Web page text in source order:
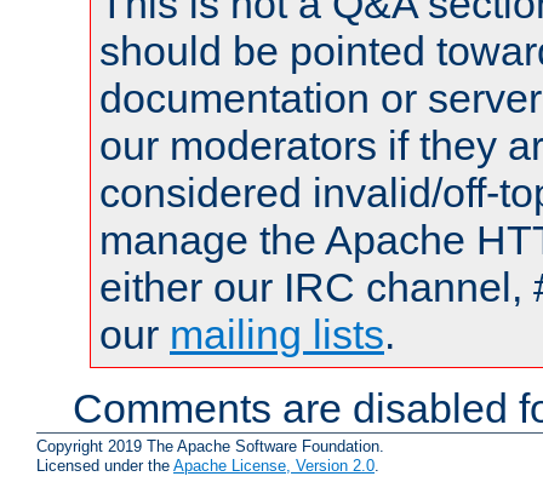
should be pointed
documentation or
our moderators if they
considered invalid/off-
manage the Apache
either our IRC channel,
our mailing lists.
Comments are disabled
Copyright 2019 The Apache Software Foundation.
Licensed under the Apache License, Version 2.0